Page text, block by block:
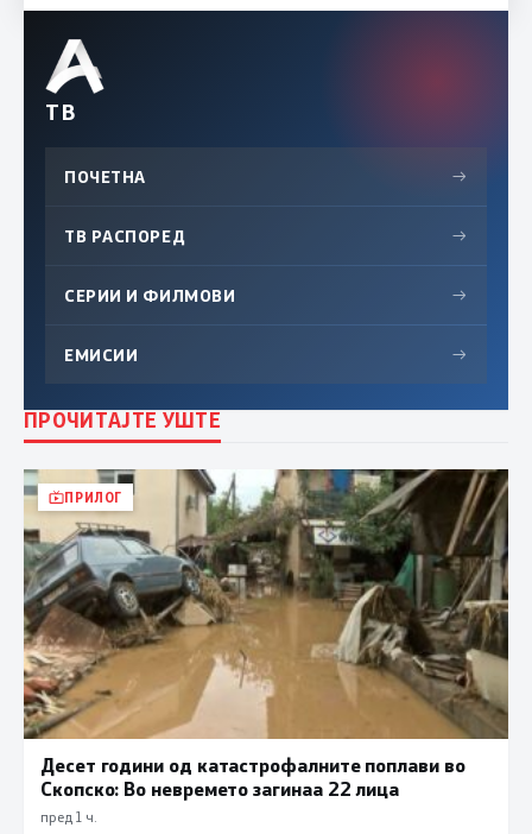
ТВ
ПОЧЕТНА →
ТВ РАСПОРЕД →
СЕРИИ И ФИЛМОВИ →
ЕМИСИИ →
ПРОЧИТАЈТЕ УШТЕ
ПРИЛОГ
Десет години од катастрофалните поплави во
Скопско: Во невремето загинаа 22 лица
пред 1 ч.